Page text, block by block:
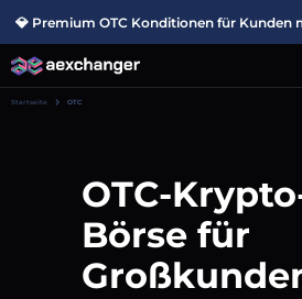
💎 Premium OTC Konditionen für Kunden
Startseite OTC
OTC-
Börse für